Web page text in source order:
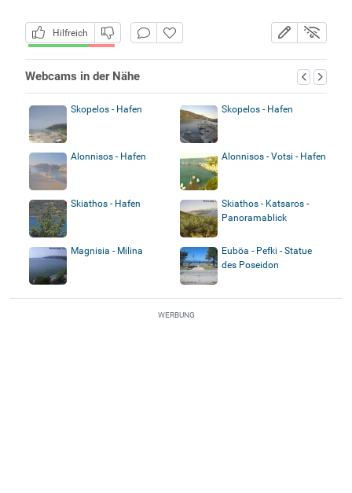
Hilfreich
Webcams in der Nähe
Skopelos - Hafen Skopelos - Hafen
Alonnisos - Hafen Alonnisos - Votsi - Hafen
Skiathos - Hafen
Skiathos - Katsaros -
Panoramablick
Magnisia - Milina
Euböa - Pefki - Statue
des Poseidon
WERBUNG